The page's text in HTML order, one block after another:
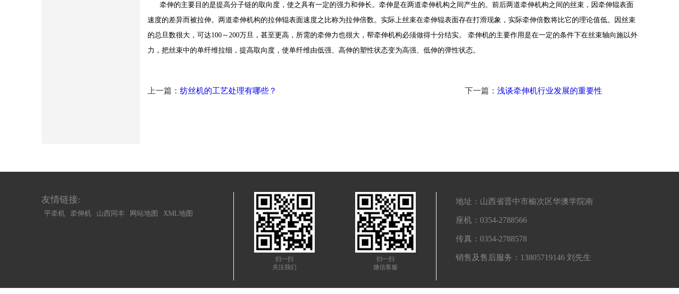
牵伸的主要目的是提高分子链的取向度，使之具有一定的强力和伸长。牵伸是在两道牵伸机构之间产生的。前后两道牵伸机构之间的丝束，因牵伸辊表面
速度的差异而被拉伸。两道牵伸机构的拉伸辊表面速度之比称为拉伸倍数。实际上丝束在牵伸辊表面存在打滑现象，实际牵伸倍数将比它的理论值低。因丝束
的总旦数很大，可达100～200万旦，甚至更高，所需的牵伸力也很大，帮牵伸机构必须做得十分结实。 牵伸机的主要作用是在一定的条件下在丝束轴向施以外
力，把丝束中的单纤维拉细，提高取向度，使单纤维由低强、高伸的塑性状态变为高强、低伸的弹性状态。
上一篇： 纺丝机的工艺处理有哪些？ 下一篇： 浅谈牵伸机行业发展的重要性
友情链接:
平牵机 牵伸机 山西同丰 网站地图 XML地图
扫一扫
关注我们
扫一扫
微信客服
地址：山西省晋中市榆次区华澳学院南
座机：0354-2788566
传真：0354-2788578
销售及售后服务：13805719146 刘先生